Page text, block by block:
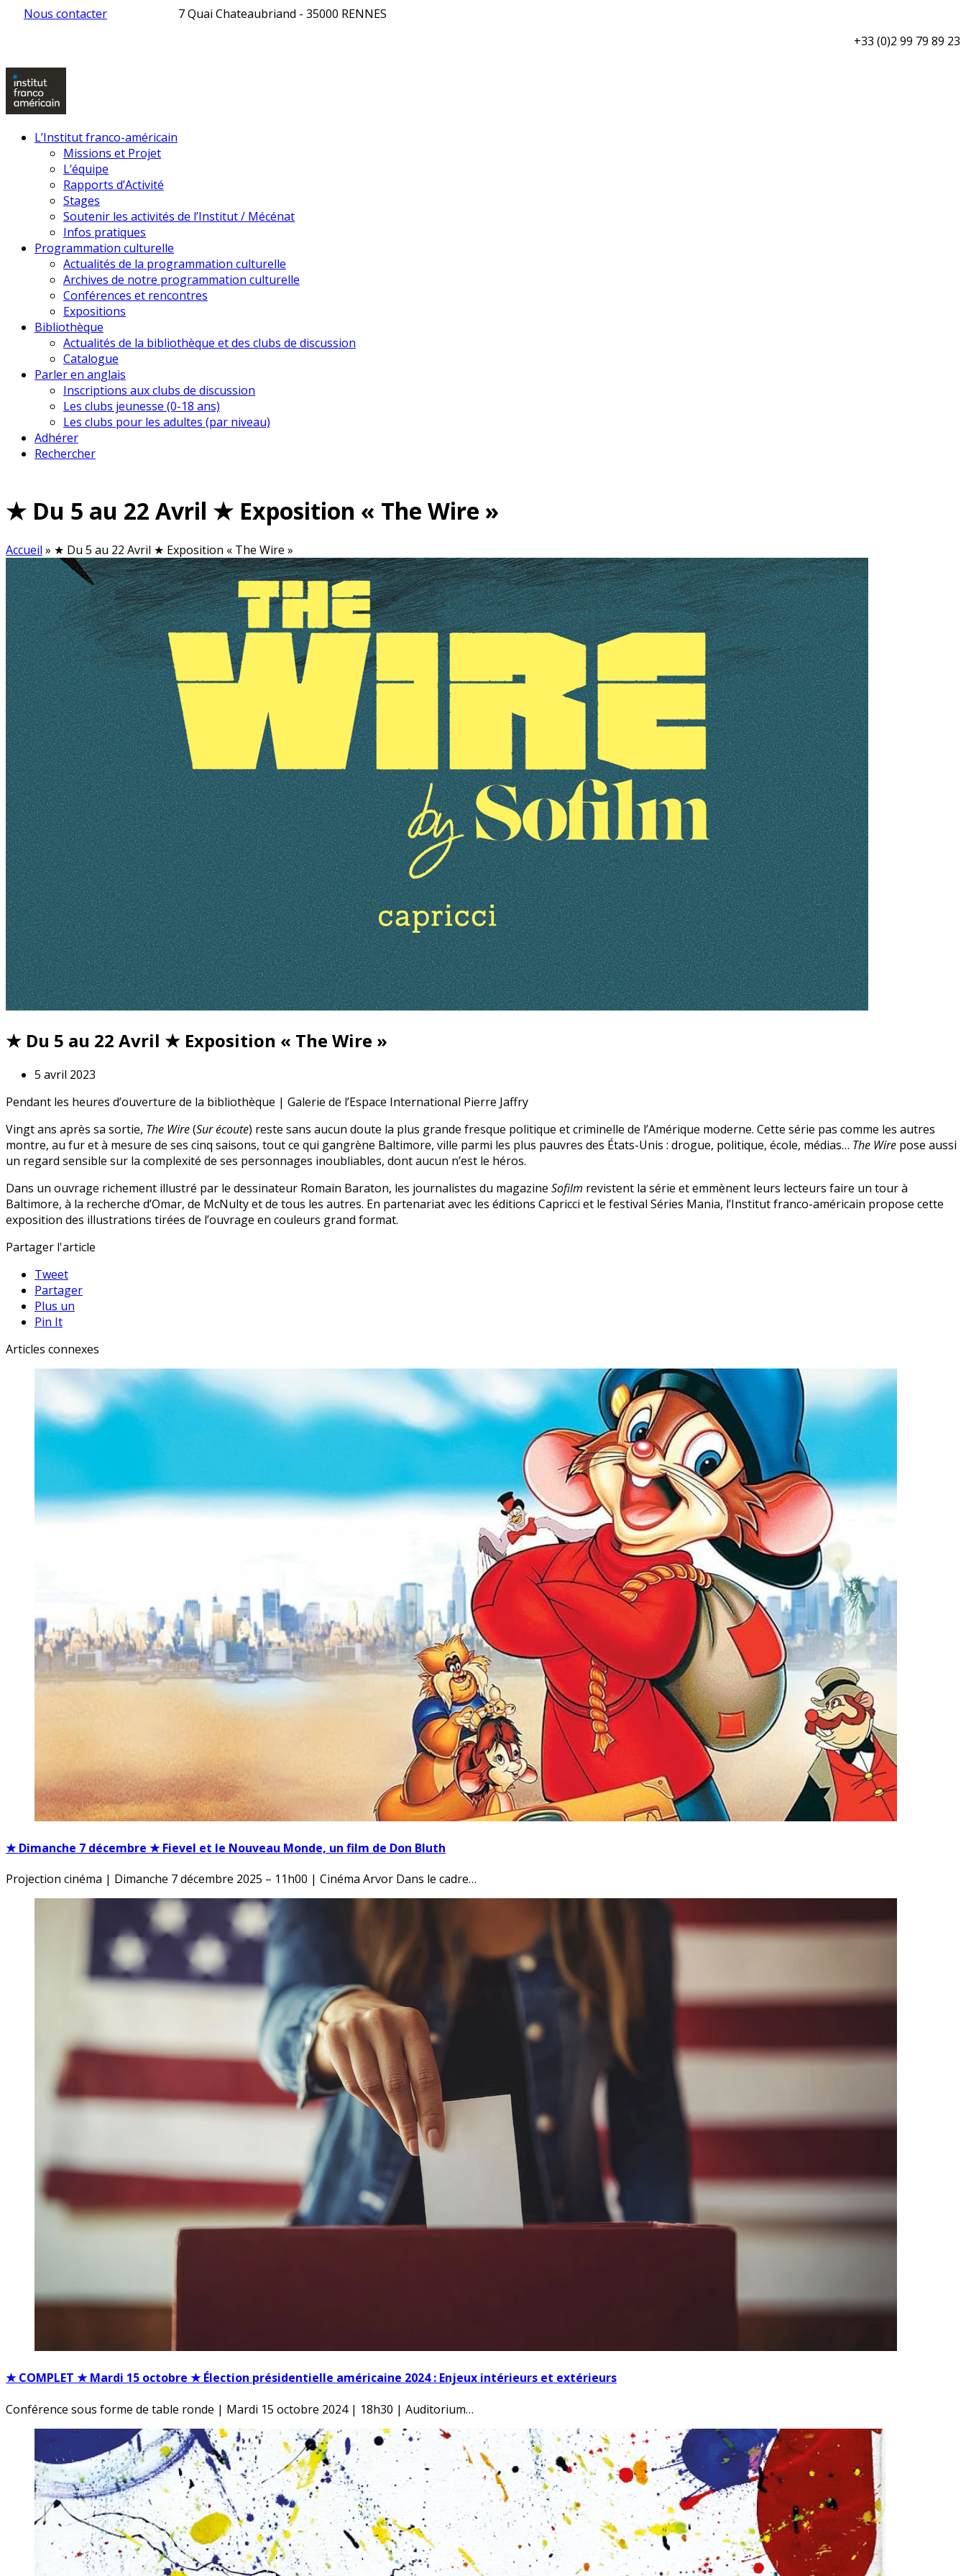
Nous contacter
7 Quai Chateaubriand - 35000 RENNES
+33 (0)2 99 79 89 23
L’Institut franco-américain
Missions et Projet
L’équipe
Rapports d’Activité
Stages
Soutenir les activités de l’Institut / Mécénat
Infos pratiques
Programmation culturelle
Actualités de la programmation culturelle
Archives de notre programmation culturelle
Conférences et rencontres
Expositions
Bibliothèque
Actualités de la bibliothèque et des clubs de discussion
Catalogue
Parler en anglais
Inscriptions aux clubs de discussion
Les clubs jeunesse (0-18 ans)
Les clubs pour les adultes (par niveau)
Adhérer
Rechercher
★ Du 5 au 22 Avril ★ Exposition « The Wire »
Accueil » ★ Du 5 au 22 Avril ★ Exposition « The Wire »
★ Du 5 au 22 Avril ★ Exposition « The Wire »
5 avril 2023
Pendant les heures d’ouverture de la bibliothèque | Galerie de l’Espace International Pierre Jaffry
Vingt ans après sa sortie, The Wire(Sur écoute) reste sans aucun doute la plus grande fresque politique et criminelle de l’Amérique moderne. Cette série pas comme les autres
montre, au fur et à mesure de ses cinq saisons, tout ce qui gangrène Baltimore, ville parmi les plus pauvres des États-Unis : drogue, politique, école, médias… The Wire pose aussi
un regard sensible sur la complexité de ses personnages inoubliables, dont aucun n’est le héros.
Dans un ouvrage richement illustré par le dessinateur Romain Baraton, les journalistes du magazine Sofilm revistent la série et emmènent leurs lecteurs faire un tour à
Baltimore, à la recherche d’Omar, de McNulty et de tous les autres. En partenariat avec les éditions Capricci et le festival Séries Mania, l’Institut franco-américain propose cette
exposition des illustrations tirées de l’ouvrage en couleurs grand format.
Partager l'article
Tweet
Partager
Plus un
Pin It
Articles connexes
★ Dimanche 7 décembre ★ Fievel et le Nouveau Monde, un film de Don Bluth
Projection cinéma | Dimanche 7 décembre 2025 – 11h00 | Cinéma Arvor Dans le cadre…
★ COMPLET ★ Mardi 15 octobre ★ Élection présidentielle américaine 2024 : Enjeux intérieurs et extérieurs
Conférence sous forme de table ronde | Mardi 15 octobre 2024 | 18h30 | Auditorium…